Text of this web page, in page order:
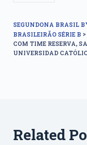
SEGUNDONA BRASIL
BRASILEIRÃO SÉRIE B >
COM TIME RESERVA,
UNIVERSIDAD
Related